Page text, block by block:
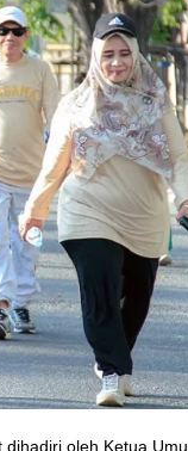
dihadiri oleh Ketua